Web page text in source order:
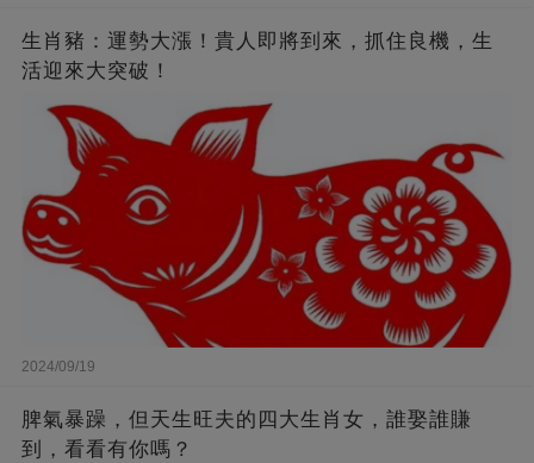
生肖豬：運勢大漲！貴人即將到來，抓住良機，生
活迎來大突破！
2024/09/19
脾氣暴躁，但天生旺夫的四大生肖女，誰娶誰賺
到，看看有你嗎？